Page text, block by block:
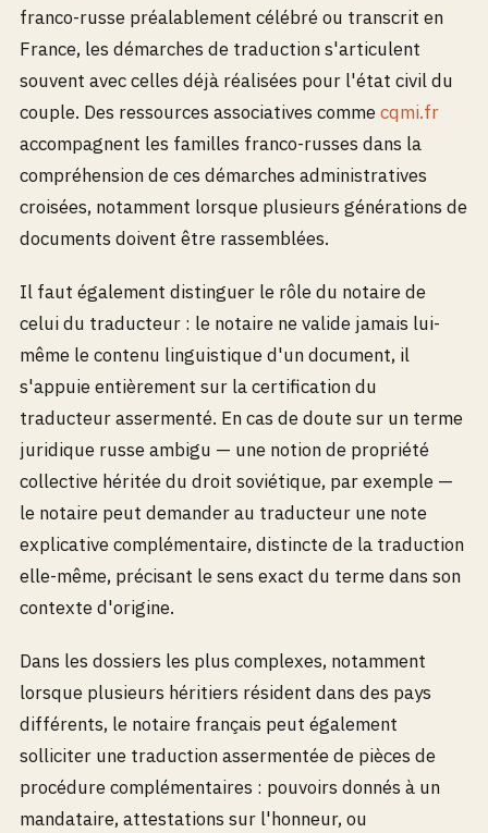
franco-russe préalablement célébré ou transcrit en
France, les démarches de traduction s'articulent
souvent avec celles déjà réalisées pour l'état civil du
couple. Des ressources associatives commecqmi.fr
accompagnent les familles franco-russes dans la
compréhension de ces démarches administratives
croisées, notamment lorsque plusieurs générations de
documents doivent être rassemblées.
Il faut également distinguer le rôle du notaire de
celui du traducteur : le notaire ne valide jamais lui-
même le contenu linguistique d'un document, il
s'appuie entièrement sur la certification du
traducteur assermenté. En cas de doute sur un terme
juridique russe ambigu — une notion de propriété
collective héritée du droit soviétique, par exemple —
le notaire peut demander au traducteur une note
explicative complémentaire, distincte de la traduction
elle-même, précisant le sens exact du terme dans son
contexte d'origine.
Dans les dossiers les plus complexes, notamment
lorsque plusieurs héritiers résident dans des pays
différents, le notaire français peut également
solliciter une traduction assermentée de pièces de
procédure complémentaires : pouvoirs donnés à un
mandataire, attestations sur l'honneur, ou